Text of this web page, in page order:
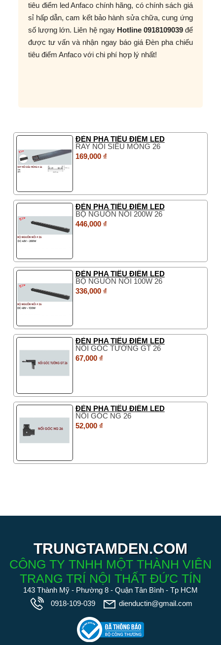
tiêu điểm led Anfaco chính hãng, có chính sách giá
sỉ hấp dẫn, cam kết bảo hành sửa chữa, cung ứng
số lượng lớn. Liên hệ ngay Hotline 0918109039để
được tư vấn và nhận ngay báo giá Đèn pha chiếu
tiêu điểm Anfaco với chi phí hợp lý nhất!
ĐÈN PHA TIÊU ĐIỂM LED
RAY NỔI SIÊU MỎNG 26
169,000 ₫
ĐÈN PHA TIÊU ĐIỂM LED
BỘ NGUỒN NỔI 200W 26
446,000 ₫
ĐÈN PHA TIÊU ĐIỂM LED
BỘ NGUỒN NỔI 100W 26
336,000 ₫
ĐÈN PHA TIÊU ĐIỂM LED
NỐI GÓC TƯỜNG GT 26
67,000 ₫
ĐÈN PHA TIÊU ĐIỂM LED
NỐI GÓC NG 26
52,000 ₫
TRUNGTAMDEN.COM
CÔNG TY TNHH MỘT THÀNH VIÊN
TRANG TRÍ NỘI THẤT ĐỨC TÍN
143 Thành Mỹ - Phường 8 - Quận Tân Bình - Tp HCM
0918-109-039
dienductin@gmail.com